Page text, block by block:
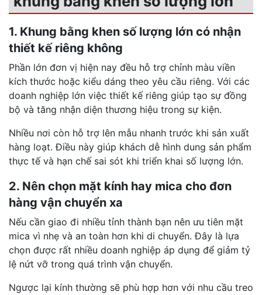
1. Khung bằng khen số lượng lớn có nhận
thiết kế riêng không
Phần lớn đơn vị hiện nay đều hỗ trợ chỉnh màu viền
kích thước hoặc kiểu dáng theo yêu cầu riêng. Với các
doanh nghiệp lớn việc thiết kế riêng giúp tạo sự đồng
bộ và tăng nhận diện thương hiệu trong sự kiện.
Nhiều nơi còn hỗ trợ lên mẫu nhanh trước khi sản xuất
hàng loạt. Điều này giúp khách dễ hình dung sản phẩm
thực tế và hạn chế sai sót khi triển khai số lượng lớn.
2. Nên chọn mặt kính hay mica cho đơn
hàng vận chuyển xa
Nếu cần giao đi nhiều tỉnh thành bạn nên ưu tiên mặt
mica vì nhẹ và an toàn hơn khi di chuyển. Đây là lựa
chọn được rất nhiều doanh nghiệp áp dụng để giảm tỷ
lệ nứt vỡ trong quá trình vận chuyển.
Ngược lại kính thường sẽ phù hợp hơn với nhu cầu treo